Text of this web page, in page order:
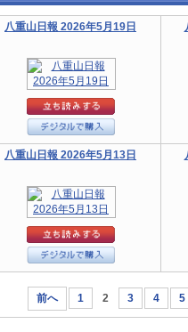
八重山日報 2026年5月19日
八重山日報 2026年5月13日
前へ 1 2 3 4 5